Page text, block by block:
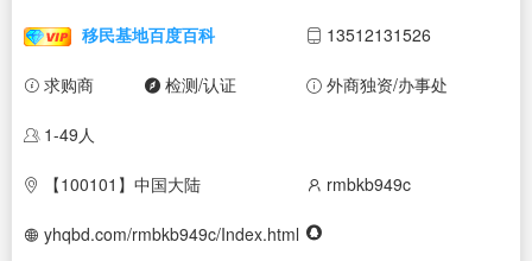
移民基地百度百科 13512131526
求购商 检测/认证 外商独资/办事处
1-49人
【100101】中国大陆 rmbkb949c
yhqbd.com/rmbkb949c/Index.html